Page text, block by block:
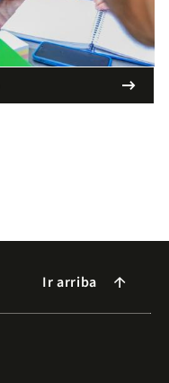
arrow_right_alt
Ir arriba arrow_forward